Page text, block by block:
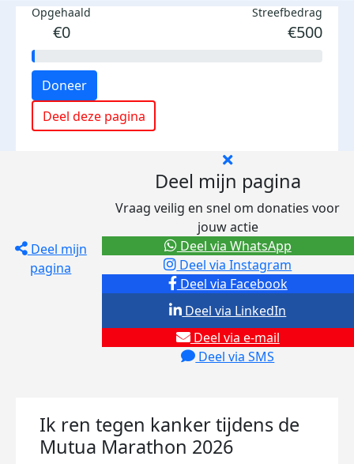
Opgehaald
€0
Streefbedrag
€500
Doneer
Deel deze pagina
Deel mijn
pagina
Deel mijn pagina
Vraag veilig en snel om donaties voor
jouw actie
Deel via Facebook
Deel via Instagram
Deel via e-mail
Deel via SMS
Deel via LinkedIn
Deel via WhatsApp
Ik ren tegen kanker tijdens de
Mutua Marathon 2026